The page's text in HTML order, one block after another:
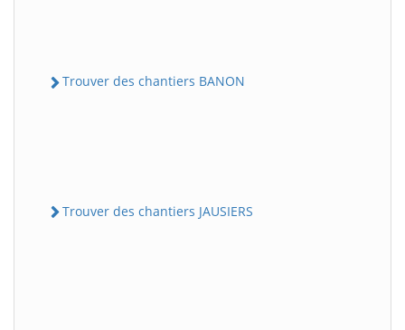
Trouver des chantiers BANON
Trouver des chantiers JAUSIERS